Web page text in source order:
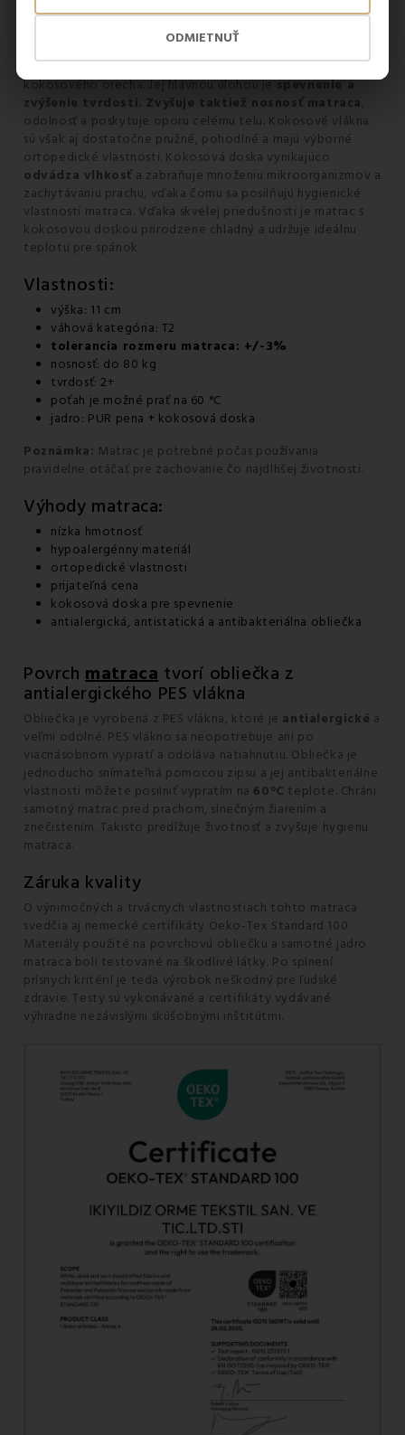
ODMIETNUŤ
taký, aby malo dieťa dostatočnú oporu, no zároveň, aby mu
matrac nespôsoboval otlaky.
vláken.Ide o prírodný materiál, získaný zo šupky
kokosového orecha. Jej hlavnou úlohou jespevnenie a
zvýšenie tvrdosti. Zvyšuje taktiež nosnosť matraca,
odolnosť a poskytuje oporu celému telu. Kokosové vlákna
sú však aj dostatočne pružné, pohodlné a majú výborné
ortopedické vlastnosti. Kokosová doska vynikajúco
odvádza vlhkosť a zabraňuje množeniu mikroorganizmov a
zachytávaniu prachu, vďaka čomu sa posilňujú hygienické
vlastnosti matraca. Vďaka skvelej priedušnosti je matrac s
kokosovou doskou prirodzene chladný a udržuje ideálnu
teplotu pre spánok.
Vlastnosti:
výška: 11 cm
váhová kategória: T2
tolerancia rozmeru matraca: +/-3%
nosnosť: do 80 kg
tvrdosť: 2+
poťah je možné prať na 60 °C
jadro: PUR pena + kokosová doska
Poznámka: Matrac je potrebné počas používania
pravidelne otáčať pre zachovanie čo najdlhšej životnosti.
Výhody matraca:
nízka hmotnosť
hypoalergénny materiál
ortopedické vlastnosti
prijateľná cena
kokosová doska pre spevnenie
antialergická, antistatická a antibakteriálna obliečka
Povrchmatraca tvorí obliečka z
antialergického PES vlákna
Obliečka je vyrobená z PES vlákna, ktoré je antialergické a
veľmi odolné. PES vlákno sa neopotrebuje ani po
viacnásobnom vypratí a odoláva natiahnutiu. Obliečka je
jednoducho snímateľná pomocou zipsu a jej antibakteriálne
vlastnosti môžete posilniť vypratím na 60°C teplote. Chráni
samotný matrac pred prachom, slnečným žiarením a
znečistením. Takisto predlžuje životnosť a zvyšuje hygienu
matraca.
Záruka kvality
O výnimočných a trvácnych vlastnostiach tohto matraca
svedčia aj nemecké certifikáty Öeko-Tex Standard 100.
Materiály použité na povrchovú obliečku a samotné jadro
matraca boli testované na škodlivé látky. Po splnení
prísnych kritérií je teda výrobok neškodný pre ľudské
zdravie. Testy sú vykonávané a certifikáty vydávané
výhradne nezávislými skúšobnými inštitútmi.